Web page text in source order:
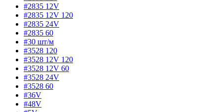
#2835 12V
#2835 12V 120
#2835 24V
#2835 60
#30 шт/м
#3528 120
#3528 12V 120
#3528 12V 60
#3528 24V
#3528 60
#36V
#48V